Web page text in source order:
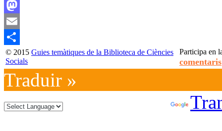
Facebook
Mastodon
Email
Compartir
© 2015 Guies temàtiques de la Biblioteca de Ciències
Socials
Participa en
comentaris
Traduir »